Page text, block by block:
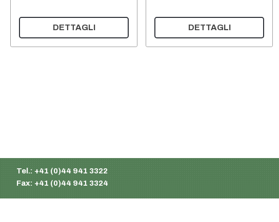
DETTAGLI DETTAGLI
Tel.: +41 (0)44 941 3322
Fax: +41 (0)44 941 3324